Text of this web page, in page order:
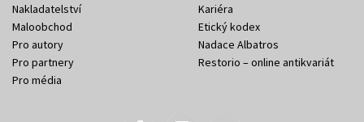
Nakladatelství
Maloobchod
Pro autory
Pro partnery
Pro média
Kariéra
Etický kodex
Nadace Albatros
Restorio – online antikvariát